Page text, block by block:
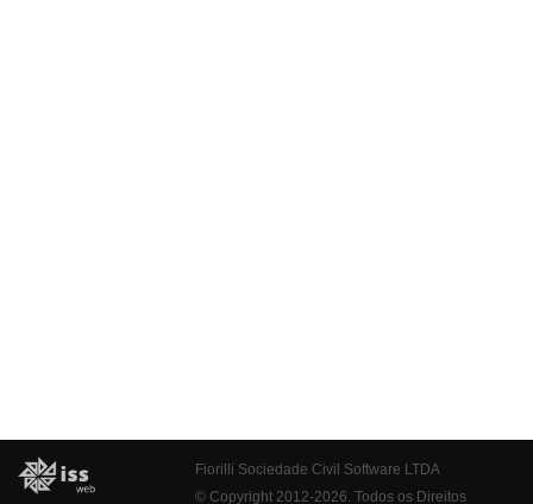
Fiorilli Sociedade Civil Software LTDA
© Copyright 2012-2026. Todos os Direitos